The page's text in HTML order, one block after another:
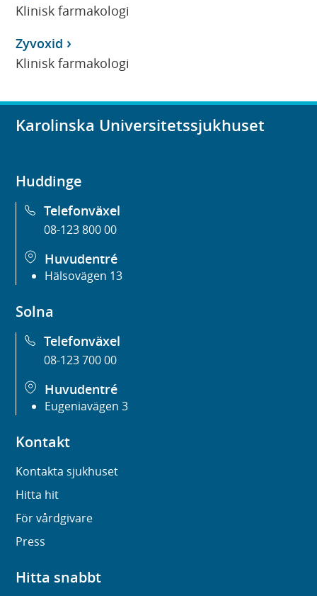
Klinisk farmakologi
Zyvoxid
Klinisk farmakologi
Karolinska Universitetssjukhuset
Huddinge
Telefonväxel
08-123 800 00
Huvudentré
Hälsovägen 13
Solna
Telefonväxel
08-123 700 00
Huvudentré
Eugeniavägen 3
Kontakt
Kontakta sjukhuset
Hitta hit
För vårdgivare
Press
Hitta snabbt